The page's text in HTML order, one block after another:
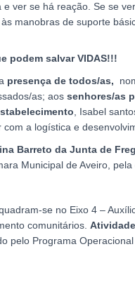
e ver se há reação. Se se
manobras de suporte
podem salvar VIDAS!!!
presença de todos/as,
as; aos senhores/as
, Isabel
a logística e
Barreto da Junta de
Municipal de Aveiro,
se no Eixo 4 –
comunitários.
pelo Programa